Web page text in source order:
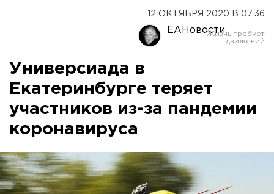
12 ОКТЯБРЯ 2020 В 07:36
ЕАНовости
Универсиада в
Екатеринбурге теряет
участников из-за пандемии
коронавируса